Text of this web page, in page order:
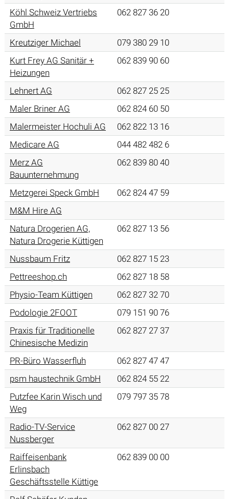
Köhl Schweiz Vertriebs
GmbH
062 827 36 20
Kreutziger Michael
079 380 29 10
Kurt Frey AG Sanitär +
Heizungen
062 839 90 60
Lehnert AG
062 827 25 25
Maler Briner AG
062 824 60 50
Malermeister Hochuli AG
062 822 13 16
Medicare AG
044 482 482 6
Merz AG
Bauunternehmung
062 839 80 40
Metzgerei Speck GmbH
062 824 47 59
M&M Hire AG
Natura Drogerien AG,
Natura Drogerie Küttigen
062 827 13 56
Nussbaum Fritz
062 827 15 23
Pettreeshop.ch
062 827 18 58
Physio-Team Küttigen
062 827 32 70
Podologie 2FOOT
079 151 90 76
Praxis für Traditionelle
Chinesische Medizin
062 827 27 37
PR-Büro Wasserfluh
062 827 47 47
psm haustechnik GmbH
062 824 55 22
Putzfee Karin Wisch und
Weg
079 797 35 78
Radio-TV-Service
Nussberger
062 827 00 27
Raiffeisenbank
Erlinsbach
Geschäftsstelle Küttige
062 839 00 00